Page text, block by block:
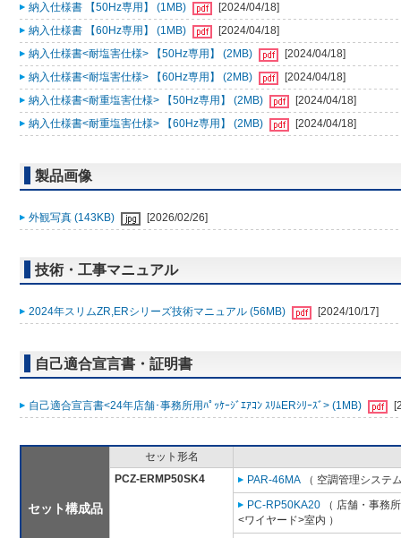
納入仕様書 【50Hz専用】 (1MB)
[2024/04/18]
納入仕様書 【60Hz専用】 (1MB)
[2024/04/18]
納入仕様書<耐塩害仕様> 【50Hz専用】 (2MB)
[2024/04/18]
納入仕様書<耐塩害仕様> 【60Hz専用】 (2MB)
[2024/04/18]
納入仕様書<耐重塩害仕様> 【50Hz専用】 (2MB)
[2024/04/18]
納入仕様書<耐重塩害仕様> 【60Hz専用】 (2MB)
[2024/04/18]
製品画像
外観写真 (143KB) [2026/02/26]
技術・工事マニュアル
2024年スリムZR,ERシリーズ技術マニュアル (56MB) [2024/10/17]
自己適合宣言書・証明書
自己適合宣言書<24年店舗･事務所用ﾊﾟｯｹｰｼﾞｴｱｺﾝ ｽﾘﾑERｼﾘｰｽﾞ> (1MB)
セット構成品
セット形名
PCZ-ERMP50SK4
PAR-46MA （ 空調管理システ
PC-RP50KA20 （ 店舗・事務
<ワイヤード>室内 ）